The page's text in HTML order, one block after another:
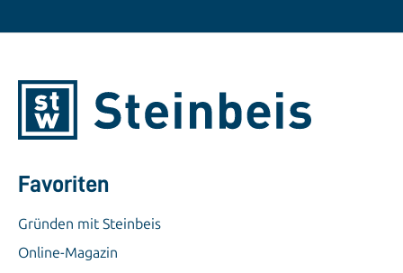
Favoriten
Gründen mit Steinbeis
Online-Magazin